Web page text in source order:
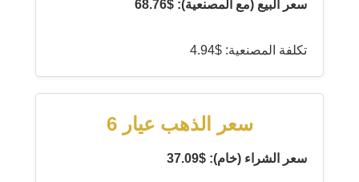
سعر البيع (مع المصنعية): $68.76
تكلفة المصنعية: $4.94
سعر الذهب عيار 6
سعر الشراء (خام): $37.09